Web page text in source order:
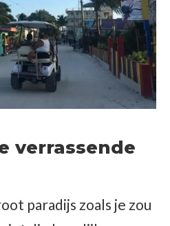
verrassende
paradijs zoals je zou